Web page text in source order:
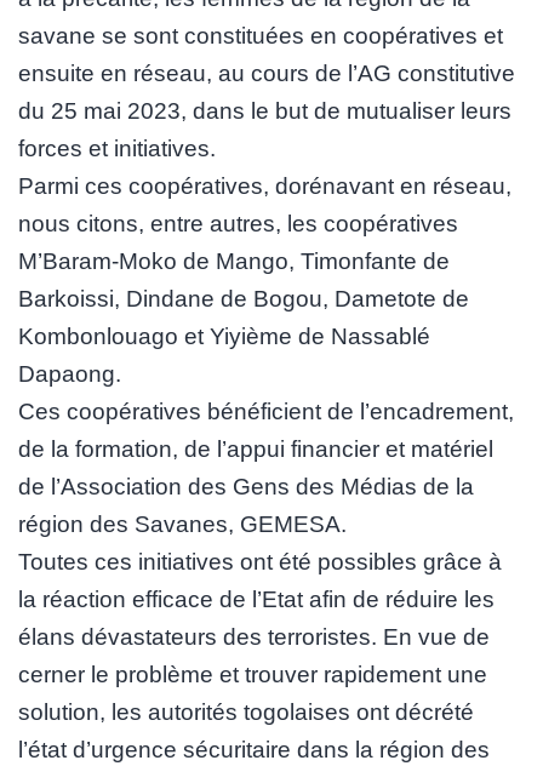
savane se sont constituées en coopératives et
ensuite en réseau, au cours de l’AG constitutive
du 25 mai 2023, dans le but de mutualiser leurs
forces et initiatives.
Parmi ces coopératives, dorénavant en réseau,
nous citons, entre autres, les coopératives
M’Baram-Moko de Mango, Timonfante de
Barkoissi, Dindane de Bogou, Dametote de
Kombonlouago et Yiyième de Nassablé
Dapaong.
Ces coopératives bénéficient de l’encadrement,
de la formation, de l’appui financier et matériel
de l’Association des Gens des Médias de la
région des Savanes, GEMESA.
Toutes ces initiatives ont été possibles grâce à
la réaction efficace de l’Etat afin de réduire les
élans dévastateurs des terroristes. En vue de
cerner le problème et trouver rapidement une
solution, les autorités togolaises ont décrété
l’état d’urgence sécuritaire dans la région des